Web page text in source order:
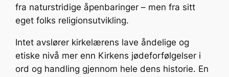
fra naturstridige åpenbaringer – men fra sitt
eget folks religionsutvikling.
Intet avslører kirkelærens lave åndelige og
etiske nivå mer enn Kirkens jødeforfølgelser i
ord og handling gjennom hele dens historie. En